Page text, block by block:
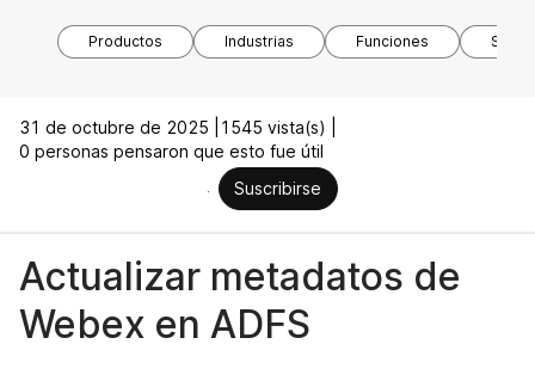
Productos Industrias Funciones
31 de octubre de 2025 |
1545 vista(s) |
0 personas pensaron que esto fue útil
Suscribirse
Actualizar metadatos de
Webex en ADFS